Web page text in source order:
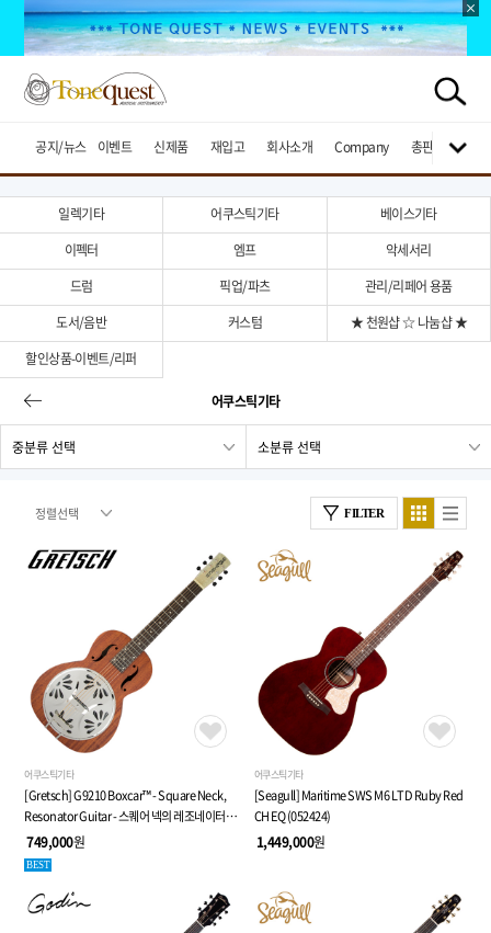
공지/뉴스 이벤트 신제품 재입고 회사소개 Company 총판브랜드
일렉기타 어쿠스틱기타
베이스기타
이펙터
엠프
악세서리
드럼
픽업/파츠
관리/리페어 용품
도서/음반
커스텀
★ 천원샵 ☆ 나눔샵 ★
할인상품-이벤트/리퍼
어쿠스틱기타
FILTER
어쿠스틱기타
[Gretsch] G9210 Boxcar™ - Square Neck,
Resonator Guitar - 스퀘어 넥의 레조네이터
(도브로) 기타 - 케이스 포함
749,000원
BEST
어쿠스틱기타
[Seagull] Maritime SWS M6 LTD Ruby Red
CH EQ (052424)
1,449,000원